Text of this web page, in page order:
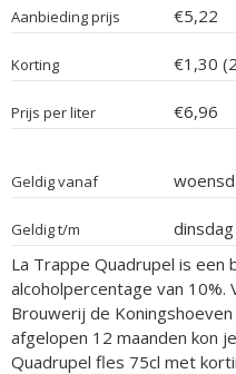
Aanbieding prijs €5,22
Korting €1,30
Prijs per liter €6,96
Geldig vanaf
Geldig t/m
La Trappe Quadrupel is een
alcoholpercentage van
Brouwerij de
afgelopen 12 maanden kon
Quadrupel fles 75cl met